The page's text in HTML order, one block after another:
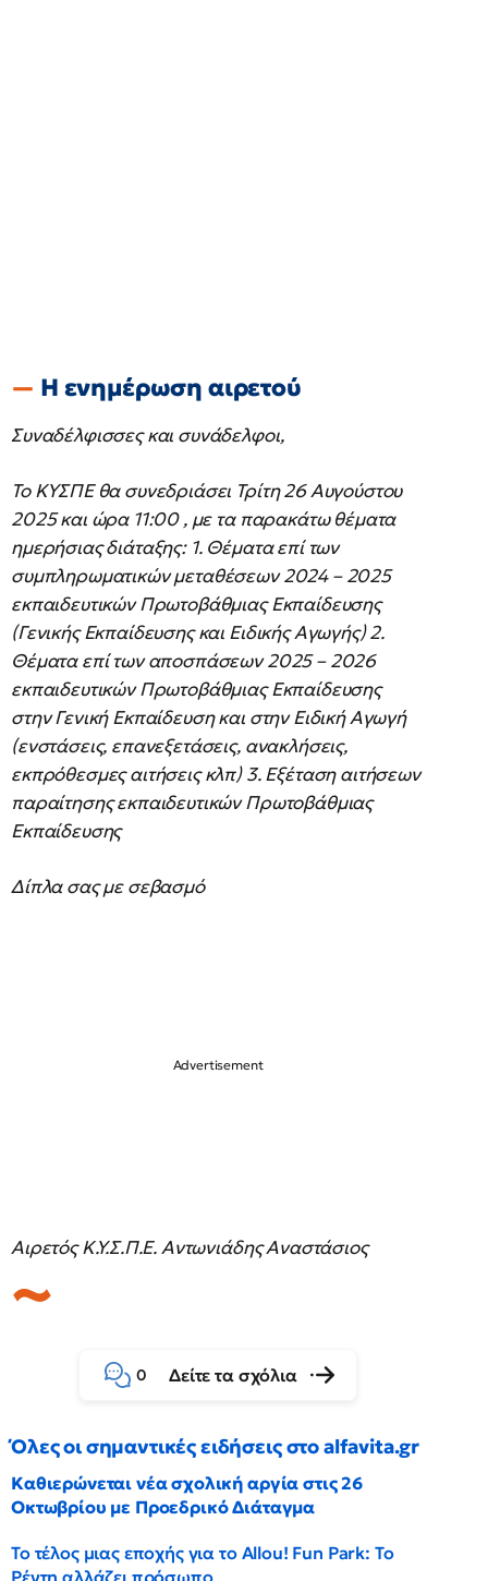
Η ενημέρωση αιρετού
Συναδέλφισσες και συνάδελφοι,
Το ΚΥΣΠΕ θα συνεδριάσει Τρίτη 26 Αυγούστου
2025 και ώρα 11:00 , με τα παρακάτω θέματα
ημερήσιας διάταξης: 1. Θέματα επί των
συμπληρωματικών μεταθέσεων 2024 – 2025
εκπαιδευτικών Πρωτοβάθμιας Εκπαίδευσης
(Γενικής Εκπαίδευσης και Ειδικής Αγωγής) 2.
Θέματα επί των αποσπάσεων 2025 – 2026
εκπαιδευτικών Πρωτοβάθμιας Εκπαίδευσης
στην Γενική Εκπαίδευση και στην Ειδική Αγωγή
(ενστάσεις, επανεξετάσεις, ανακλήσεις,
εκπρόθεσμες αιτήσεις κλπ) 3. Εξέταση αιτήσεων
παραίτησης εκπαιδευτικών Πρωτοβάθμιας
Εκπαίδευσης
Δίπλα σας με σεβασμό
Αιρετός Κ.Υ.Σ.Π.Ε. Αντωνιάδης Αναστάσιος
0 Δείτε τα σχόλια
Όλες οι σημαντικές ειδήσεις στο alfavita.gr
Καθιερώνεται νέα σχολική αργία στις 26
Οκτωβρίου με Προεδρικό Διάταγμα
Το τέλος μιας εποχής για το Allou! Fun Park: Το
Ρέντη αλλάζει πρόσωπο